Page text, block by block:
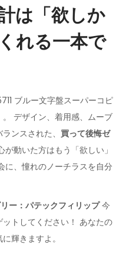
は「欲しか
れる一本で
ブルー文字盤スーパーコピ
デザイン、着用感、ムーブ
ンスされた、 買って後悔ゼ
動いた方はもう「欲しい」
に、憧れのノーチラスを自分
ー：パテックフィリップ今
トしてください！ あなたの
輝きますよ。